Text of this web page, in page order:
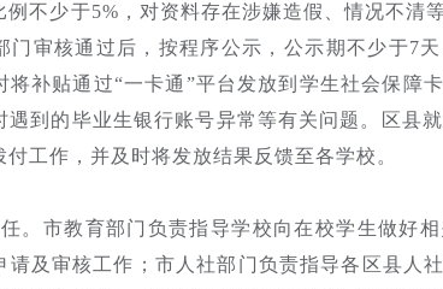
不少于5%，对资料存在涉嫌造假、情况不清
门审核通过后，按程序公示，公示期不少于7
将补贴通过“一卡通”平台发放到学生社会保障
遇到的毕业生银行账号异常等有关问题。区县
付工作，并及时将发放结果反馈至各学校。
任。市教育部门负责指导学校向在校学生做好
请及审核工作；市人社部门负责指导各区县人